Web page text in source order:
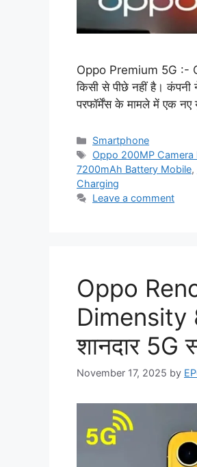
Oppo Premium 5G :-
किसी से पीछे नहीं है।
परफॉर्मेंस के मामले में एक
Categories
Smartphone
Tags
Oppo 200MP Camera
7200mAh Battery Mobile,
Charging
Leave a comment
Oppo
Dimensity
शानदार 5G
November 17, 2025 by